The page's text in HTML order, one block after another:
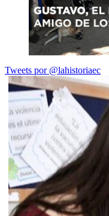
Tweets por @lahistoriaec